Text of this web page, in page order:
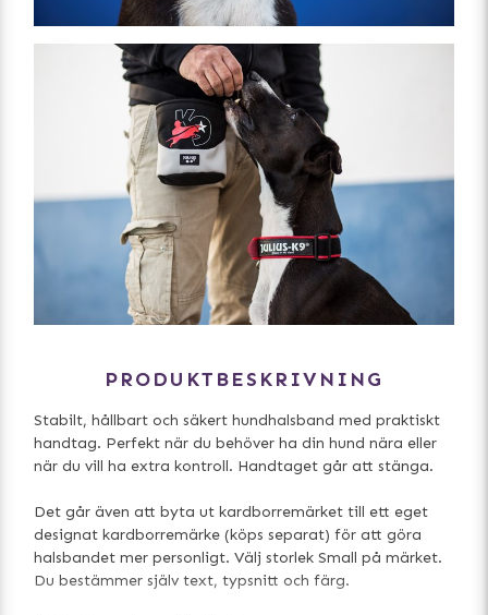
PRODUKTBESKRIVNING
Stabilt, hållbart och säkert hundhalsband med praktiskt
handtag. Perfekt när du behöver ha din hund nära eller
när du vill ha extra kontroll. Handtaget går att stänga.
Det går även att byta ut kardborremärket till ett eget
designat kardborremärke (köps separat) för att göra
halsbandet mer personligt. Välj storlek Small på märket.
Du bestämmer själv text, typsnitt och färg.